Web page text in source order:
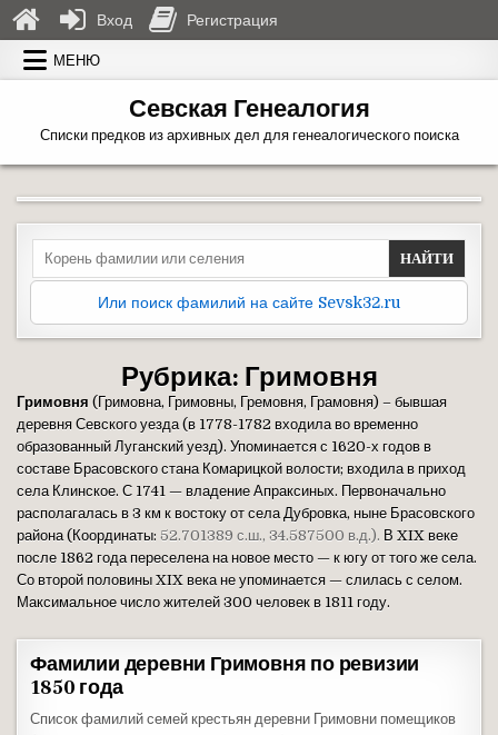
Перейти к содержимому
МЕНЮ
Севская Генеалогия
Списки предков из архивных дел для генеалогического поиска
Search for:
Или поиск фамилий на сайте Sevsk32.ru
Рубрика: Гримовня
Гримовня (Гримовна, Гримовны, Гремовня, Грамовня) – бывшая
деревня Севского уезда (в 1778-1782 входила во временно
образованный Луганский уезд). Упоминается с 1620-х годов в
составе Брасовского стана Комарицкой волости; входила в приход
села Клинское. С 1741 — владение Апраксиных. Первоначально
располагалась в 3 км к востоку от села Дубровка, ныне Брасовского
района (Координаты:52.701389 с.ш., 34.587500 в.д.). В XIX веке
после 1862 года переселена на новое место — к югу от того же села.
Со второй половины XIX века не упоминается — слилась с селом.
Максимальное число жителей 300 человек в 1811 году.
Фамилии деревни Гримовня по ревизии
1850 года
Список фамилий семей крестьян деревни Гримовни помещиков
Вход Регистрация